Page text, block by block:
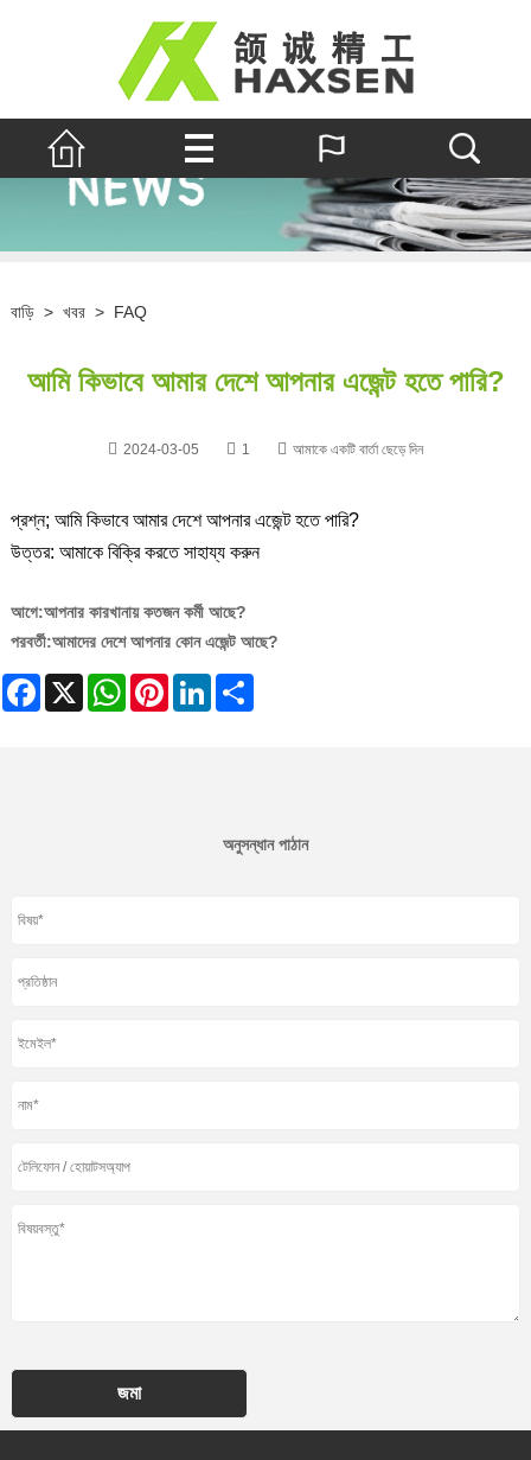
বাড়ি > খবর > FAQ
আমি কিভাবে আমার দেশে আপনার এজেন্ট হতে পারি?
2024-03-05 1 আমাকে একটি বার্তা ছেড়ে দিন
প্রশ্ন; আমি কিভাবে আমার দেশে আপনার এজেন্ট হতে পারি?
উত্তর: আমাকে বিক্রি করতে সাহায্য করুন
আগে:আপনার কারখানায় কতজন কর্মী আছে?
পরবর্তী:আমাদের দেশে আপনার কোন এজেন্ট আছে?
Facebook WhatsAppPinterestLinkedIn
অনুসন্ধান পাঠান
জমা